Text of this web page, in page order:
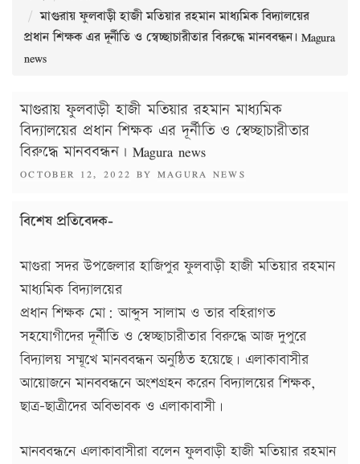
মাগুরায় ফুলবাড়ী হাজী মতিয়ার রহমান মাধ্যমিক বিদ্যালয়ের
প্রধান শিক্ষক এর দূর্নীতি ও স্বেচ্ছাচারীতার বিরুদ্ধে মানববন্ধন। Magura
news
মাগুরায় ফুলবাড়ী হাজী মতিয়ার রহমান মাধ্যমিক
বিদ্যালয়ের প্রধান শিক্ষক এর দূর্নীতি ও স্বেচ্ছাচারীতার
বিরুদ্ধে মানববন্ধন। Magura news
POSTED
OCTOBER 12, 2022 BY MAGURA NEWS
বিশেষ প্রতিবেদক-
মাগুরা সদর উপজেলার হাজিপুর ফুলবাড়ী হাজী মতিয়ার রহমান
মাধ্যমিক বিদ্যালয়ের
প্রধান শিক্ষক মো: আব্দুস সালাম ও তার বহিরাগত
সহযোগীদের দূর্নীতি ও স্বেচ্ছাচারীতার বিরুদ্ধে আজ দুপুরে
বিদ্যালয় সম্মূখে মানববন্ধন অনুষ্ঠিত হয়েছে। এলাকাবাসীর
আয়োজনে মানববন্ধনে অংশগ্রহন করেন বিদ্যালয়ের শিক্ষক,
ছাত্র-ছাত্রীদের অবিভাবক ও এলাকাবাসী।
মানববন্ধনে এলাকাবাসীরা বলেন ফুলবাড়ী হাজী মতিয়ার রহমান